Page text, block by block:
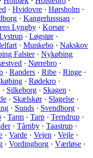
· Hvidovre · Hørsholm ·
· Kangerlussuaq ·
Lyngby · Korsør·
· Løgstør·
· Munkebo · Nakskov
Falster· Nykøbing
· Nørrebro ·
· Randers · Ribe · Ringe ·
· Rødekro ·
· Silkeborg · Skagen ·
· Skælskør· Slagelse ·
· Sunds · Svendborg ·
· Tarm · Tarp · Terndrup ·
· Tårnby · Taastrup ·
· Varde · Vejen · Vejle ·
· Vordingborg · Værløse ·